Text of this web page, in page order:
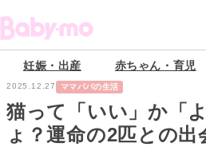
妊娠・出産 赤ちゃん・育児
2025.12.27 ママパパの生活
猫って「いい」か「
ょ？運命の2匹との